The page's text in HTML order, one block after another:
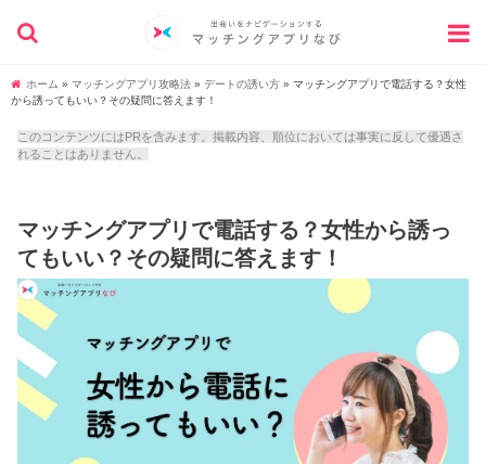
ホーム » マッチングアプリ攻略法 » デートの誘い方 » マッチングアプリで電話する？女性
から誘ってもいい？その疑問に答えます！
このコンテンツにはPRを含みます。掲載内容、順位においては事実に反して優遇さ
れることはありません。
マッチングアプリで電話する？女性から誘っ
てもいい？その疑問に答えます！